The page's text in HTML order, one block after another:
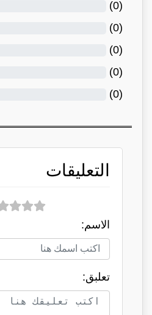
(
0
)
(
0
)
(
0
)
(
0
)
(
0
)
التعليقات
الاسم:
تعلبق: